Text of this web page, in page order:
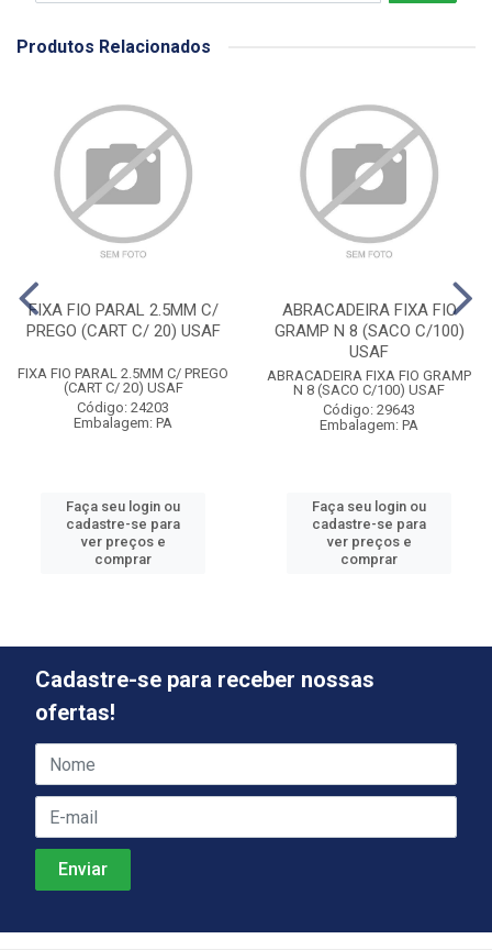
Produtos Relacionados
FIXA FIO PARAL 2.5MM C/
PREGO (CART C/ 20) USAF
FIXA FIO PARAL 2.5MM C/ PREGO
(CART C/ 20) USAF
Código: 24203
Embalagem: PA
Faça seu login ou
cadastre-se para
ver preços e
comprar
ABRACADEIRA FIXA FIO
GRAMP N 8 (SACO C/100)
USAF
ABRACADEIRA FIXA FIO GRAMP
N 8 (SACO C/100) USAF
Código: 29643
Embalagem: PA
Faça seu login ou
cadastre-se para
ver preços e
comprar
Cadastre-se para receber nossas
ofertas!